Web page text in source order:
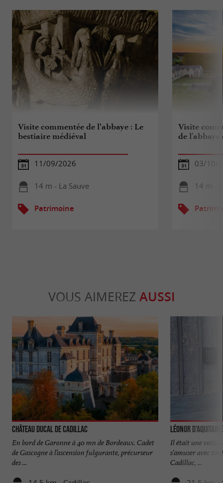
Visite commentée de l’abbaye : Le
bestiaire médiéval
11/09/2026
14 m - La Sauve
Patrimoine
Visite
de l'abbaye
03/10/
14 m -
VOUS AIMEREZ AUSSI
Château Ducal de Cadillac
En bord de Garonne à 40 mn de Bordeaux. Cadet
de Gascogne à l’ascension fulgurante, précurseur
des ...
Léonor d'Aquitaine
Il était une voix...
s'amuser avec
Cadillac, ...